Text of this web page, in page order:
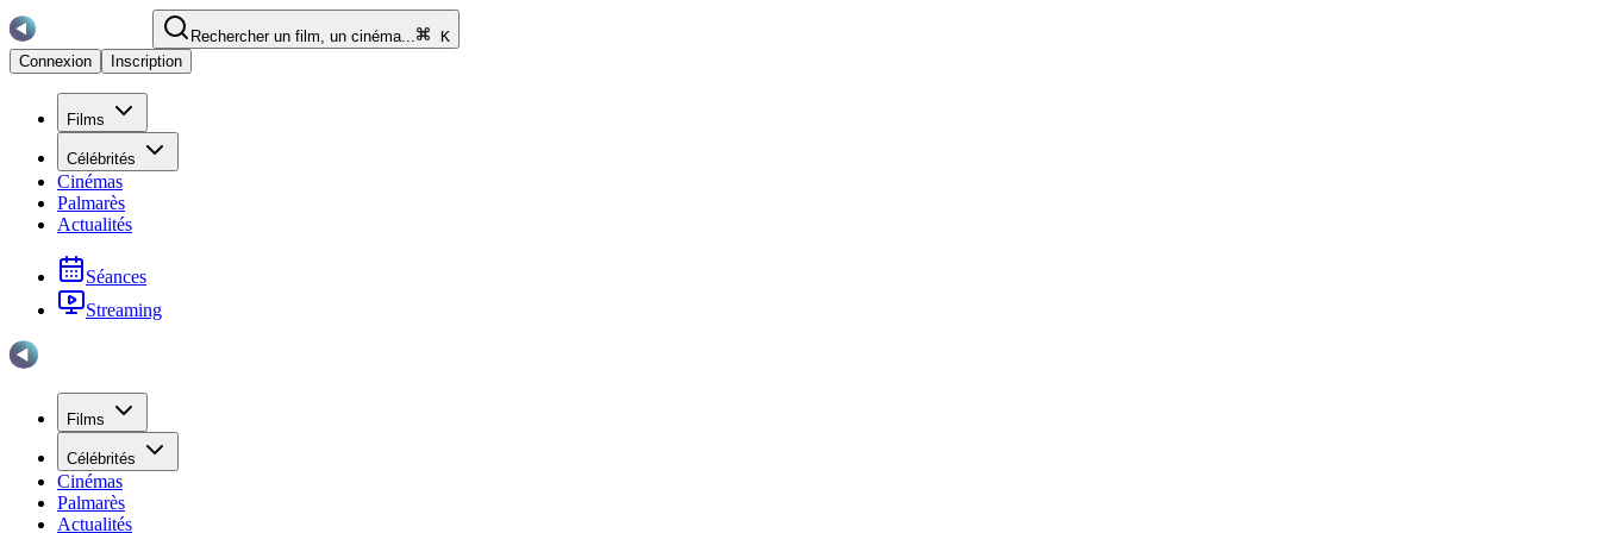
Rechercher un film, un cinéma...
K
Connexion
Inscription
Films
Célébrités
Cinémas
Palmarès
Actualités
Séances
Streaming
Films
Célébrités
Cinémas
Palmarès
Actualités